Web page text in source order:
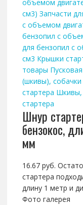
объемом
см3) Запчасти
с объемом
бензопил с
для бензопил с
см3 Крышки
товары
(шкивы),
стартера Шкивы,
стартера
Шнур
бензокос,
мм
16.67 руб.
стартера
длину 1 метр и
Фото галерея